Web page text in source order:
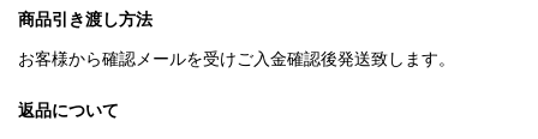
商品引き渡し方法
お客様から確認メールを受けご入金確認後発送致します。
返品について